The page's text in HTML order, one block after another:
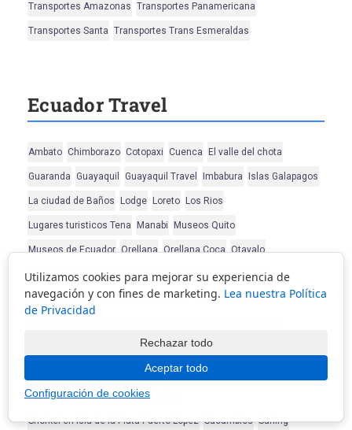
Transportes Amazonas Transportes Panamericana
Transportes Santa Transportes Trans Esmeraldas
Ecuador Travel
Ambato Chimborazo Cotopaxi Cuenca El valle del chota
Guaranda Guayaquil Guayaquil Travel Imbabura Islas Galapagos
La ciudad de Baños Lodge Loreto Los Rios
Lugares turisticos Tena Manabi Museos Quito
Museos de Ecuador Orellana Orellana Coca Otavalo
Paquetes turisticos Ecuador Parque Nacional Cotopaxi
Parque Nacional Machalilla Parques Pastaza Pichincha Pujili
Restaurantes Puerto Lopez
Senderismo Senderismo en Ecuador
Shushufindi Snorkel Isla de la Plata
Snorkel en Isla de la Plata Puerto López Sucumbios Surfing
Utilizamos cookies para mejorar su experiencia de
navegación y con fines de marketing. Lea nuestra Política
de Privacidad
Rechazar todo
Aceptar todo
Configuración de cookies